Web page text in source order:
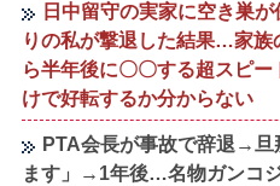
日中留守の実家に空き巣
りの私が撃退した結果…家族
ら半年後に〇〇する超スピ
けで好転するか分からない
PTA会長が事故で辞退→旦
ます」→1年後…名物ガンコ